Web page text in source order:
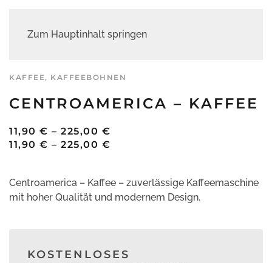
Zum Hauptinhalt springen
KAFFEE, KAFFEEBOHNEN
CENTROAMERICA – KAFFEE
11,90 € – 225,00 €
11,90 € – 225,00 €
225,00 €
Centroamerica – Kaffee – zuverlässige Kaffeemaschine
mit hoher Qualität und modernem Design.
KOSTENLOSES